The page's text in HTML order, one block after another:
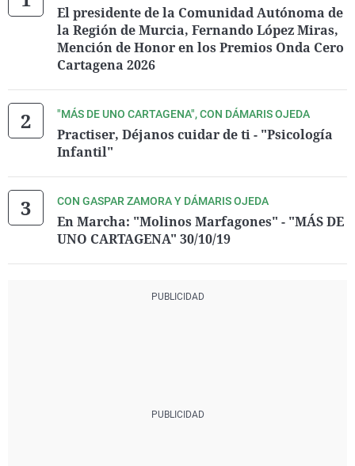
El presidente de la Comunidad Autónoma de
la Región de Murcia, Fernando López Miras,
Mención de Honor en los Premios Onda Cero
Cartagena 2026
"MÁS DE UNO CARTAGENA", CON DÁMARIS OJEDA
Practiser, Déjanos cuidar de ti - "Psicología
Infantil"
CON GASPAR ZAMORA Y DÁMARIS OJEDA
En Marcha: "Molinos Marfagones" - "MÁS DE
UNO CARTAGENA" 30/10/19